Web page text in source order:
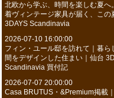
北欧から学ぶ、時間を楽しむ夏へ
着ヴィンテージ家具が届く、この
3DAYS Scandinavia
2026-07-10 16:00:00
フィン・ユール邸を訪れて｜暮ら
間をデザインした住まい｜仙台
Scandinavia 買付記
2026-07-07 20:00:00
Casa BRUTUS・&Premium掲載